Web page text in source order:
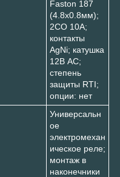
Faston 187
(4.8х0.8мм);
2CO 10A;
контакты
AgNi; катушка
12В AC;
степень
защиты RTI;
опции: нет
Универсальн
ое
электромехан
ическое реле;
монтаж в
наконечники